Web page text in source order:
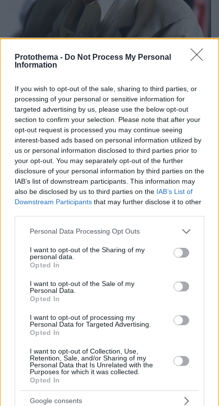
Protothema - Do Not Process My Personal
Information
If you wish to opt-out of the sale, sharing to third parties, or
processing of your personal or sensitive information for
targeted advertising by us, please use the below opt-out
section to confirm your selection. Please note that after your
opt-out request is processed you may continue seeing
interest-based ads based on personal information utilized by
us or personal information disclosed to third parties prior to
your opt-out. You may separately opt-out of the further
disclosure of your personal information by third parties on the
IAB’s list of downstream participants. This information may
also be disclosed by us to third parties on the IAB’s List of
Downstream Participants that may further disclose it to other
Please note that this website/app uses one or more Google
not limited to your visit or usage behaviour. You may click to
grant or deny consent to Google and its third-party tags to
use your data for below specified purposes in below Google
consent section.
Personal Data Processing Opt Outs
I want to opt-out of the Sharing of my
personal data.
Opted In
I want to opt-out of the Sale of my
Personal Data.
Opted In
I want to opt-out of processing my
Personal Data for Targeted Advertising.
Opted In
I want to opt-out of Collection, Use,
Retention, Sale, and/or Sharing of my
Personal Data that Is Unrelated with the
Purposes for which it was collected.
Opted In
Google consents
Έφυγε από την ζωή ο πρωτοπόρος οινοποιός Νίκος
Λαζαρίδης, έβαλε τη Δράμα στον παγκόσμιο οινικό
χάρτη
Είναι ο άνθρωπος που άνοιξε ουσιαστικά τον δρόμο
στην συστηματική εμπορική οινοποίηση
Ο καύσωνας... ακριβαίνει το κρασί - Μειωμένη η
παραγωγή σταφυλιών στη Γαλλία, αλλά ο οίνος
«εξαιρετικής ποιότητας»
23.08.2023, 17:24